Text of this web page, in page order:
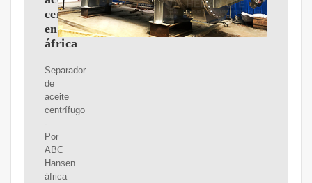
centrífugo
en
áfrica
Separador
de
aceite
centrífugo
-
Por
ABC
Hansen
áfrica